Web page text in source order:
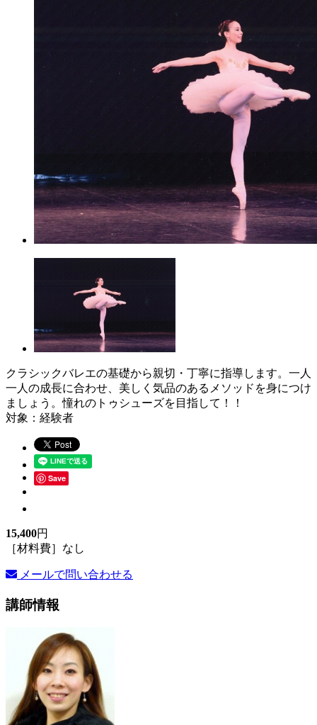
クラシックバレエの基礎から親切・丁寧に指導します。一人
一人の成長に合わせ、美しく気品のあるメソッドを身につけ
ましょう。憧れのトゥシューズを目指して！！
対象：経験者
Save
15,400円
［材料費］なし
メールで問い合わせる
講師情報